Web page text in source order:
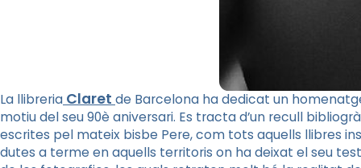
La llibreria Claret de Barcelona ha dedicat un
motiu del seu 90è aniversari. Es tracta d’un recull
escrites pel mateix bisbe Pere, com tots aquells llibres
dutes a terme en aquells territoris on ha deixat el seu